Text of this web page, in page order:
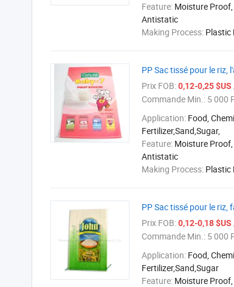
Feature: Moisture
Antistatic
Making Process: Plastic
PP Sac tissé pour le
Prix FOB:0,12-0,25 $US
Commande Min.: 5 000
Application: Food,
Fertilizer,Sand,Sugar,
Feature: Moisture
Antistatic
Making Process: Plastic
PP Sac tissé pour le riz,
Prix FOB:0,12-0,18 $US
Commande Min.: 5 000
Application: Food,
Fertilizer,Sand,Sugar
Feature: Moisture